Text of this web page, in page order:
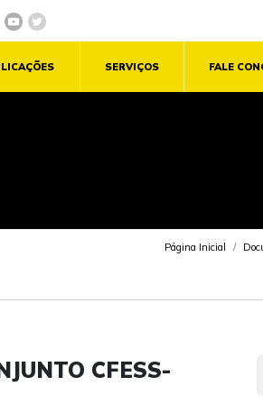
SERVIÇOS FALE
Página Inicial
CFESS-